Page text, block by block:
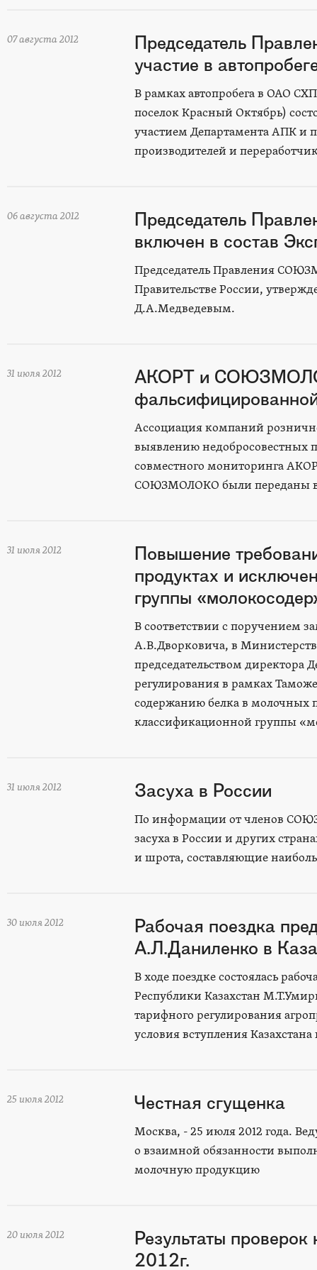
07 августа 2012
Председатель
участие в
В рамках автопробега в ОАО
поселок Красный Октябрь)
участием Департамента АПК и
производителей и
06 августа 2012
Председатель
включен в состав
Председатель Правления
Правительстве России,
Д.А.Медведевым.
31 июля 2012
АКОРТ и
Ассоциация компаний
выявлению недобросовестных
совместного мониторинга
СОЮЗМОЛОКО были переданы в
31 июля 2012
Повышение
продуктах и
группы
В соответствии с поручением
А.В.Дворковича, в
председательством
регулирования в рамках
содержанию белка в молочных
классификационной группы
31 июля 2012 Засуха в России
По информации от членов
засуха в России и других
и шрота, составляющие
30 июля 2012
Рабочая поездка
А.Л.Даниленко в
В ходе поездке состоялась
Республики Казахстан
тарифного регулирования
условия вступления
25 июля 2012 Честная сгущенка
Москва, - 25 июля 2012 года.
о взаимной обязанности
молочную продукцию
20 июля 2012
Результаты
2012г.